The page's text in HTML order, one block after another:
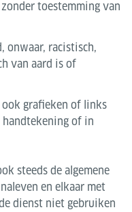
toestemming van
onwaar, racistisch,
van aard is of
grafieken of links
of in
steeds de algemene
en elkaar met
dienst niet gebruiken